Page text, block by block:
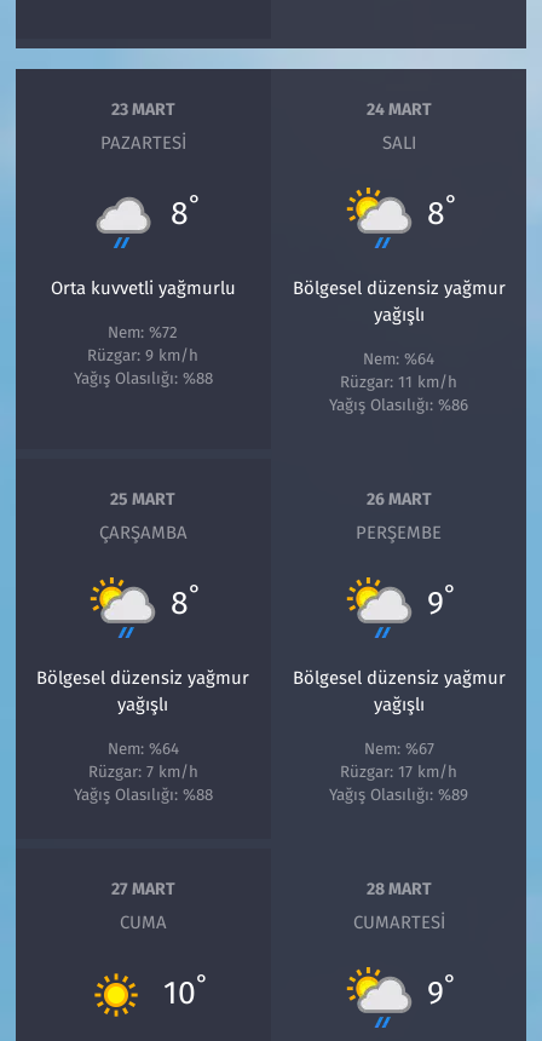
23 MART
PAZARTESI
8°
Orta kuvvetli yağmurlu
Nem: %72
Rüzgar: 9 km/h
Yağış Olasılığı: %88
24 MART
SALI
8°
Bölgesel düzensiz yağmur
yağışlı
Nem: %64
Rüzgar: 11 km/h
Yağış Olasılığı: %86
25 MART
ÇARŞAMBA
8°
Bölgesel düzensiz yağmur
yağışlı
Nem: %64
Rüzgar: 7 km/h
Yağış Olasılığı: %88
26 MART
PERŞEMBE
9°
Bölgesel düzensiz yağmur
yağışlı
Nem: %67
Rüzgar: 17 km/h
Yağış Olasılığı: %89
27 MART
CUMA
10°
28 MART
CUMARTESI
9°